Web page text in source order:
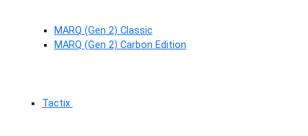
MARQ (Gen 2) Classic
MARQ (Gen 2) Carbon Edition
Tactix